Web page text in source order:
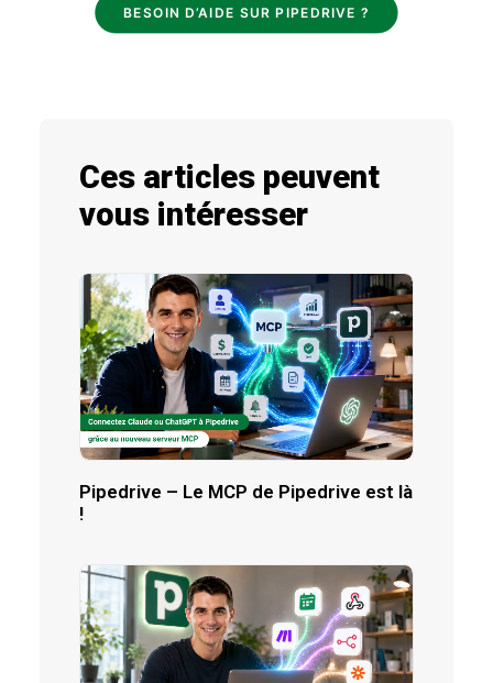
BESOIN D’AIDE SUR PIPEDRIVE ?
Ces articles peuvent
vous intéresser
Pipedrive – Le MCP de Pipedrive est là
!